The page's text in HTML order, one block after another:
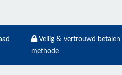
Veilig & vertrouwd betalen
methode